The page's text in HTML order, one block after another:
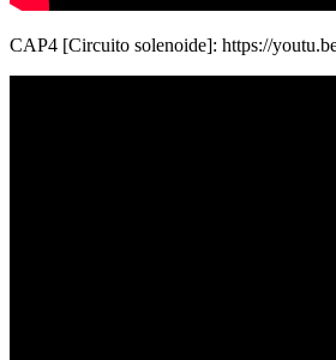
CAP4 [Circuito solenoide]: https://